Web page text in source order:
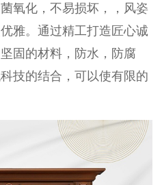
氧化，不易损坏，，风姿
雅。通过精工打造匠心诚
固的材料，防水，防腐
技的结合，可以使有限的